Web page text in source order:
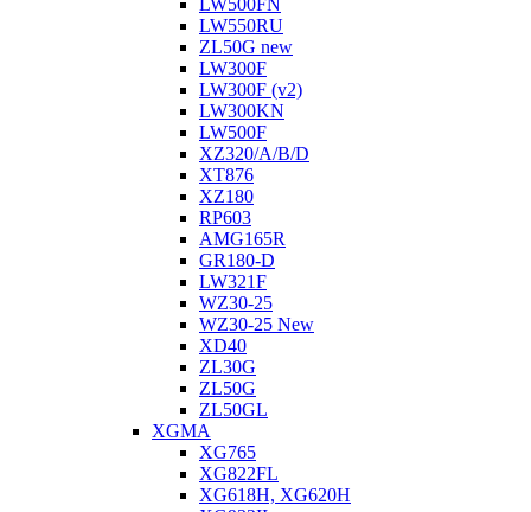
LW500FN
LW550RU
ZL50G new
LW300F
LW300F (v2)
LW300KN
LW500F
XZ320/A/B/D
XT876
XZ180
RP603
АMG165R
GR180-D
LW321F
WZ30-25
WZ30-25 New
XD40
ZL30G
ZL50G
ZL50GL
XGMA
XG765
XG822FL
XG618H, XG620H